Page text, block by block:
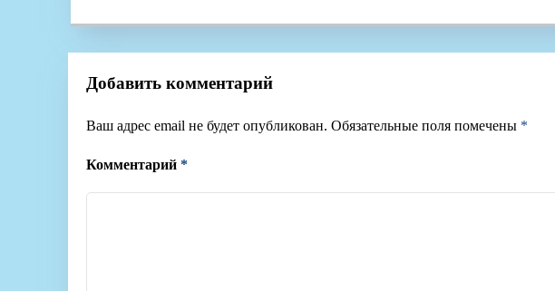
Добавить комментарий
Ваш адрес email не будет опубликован. Обязательные поля помечены *
Комментарий *